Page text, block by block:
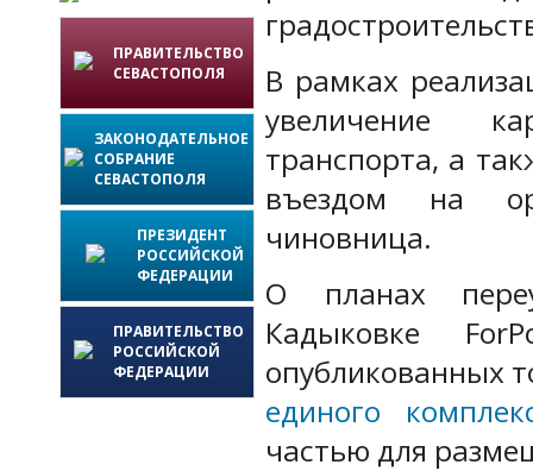
ПРАВИТЕЛЬСТВО
СЕВАСТОПОЛЯ
ЗАКОНОДАТЕЛЬНОЕ
СОБРАНИЕ
СЕВАСТОПОЛЯ
ПРЕЗИДЕНТ
РОССИЙСКОЙ
ФЕДЕРАЦИИ
ПРАВИТЕЛЬСТВО
РОССИЙСКОЙ
ФЕДЕРАЦИИ
В рамках
увеличение
транспорта, а
въездом на
чиновница.
О планах
Кадыковке
опубликованных
единого
частью для